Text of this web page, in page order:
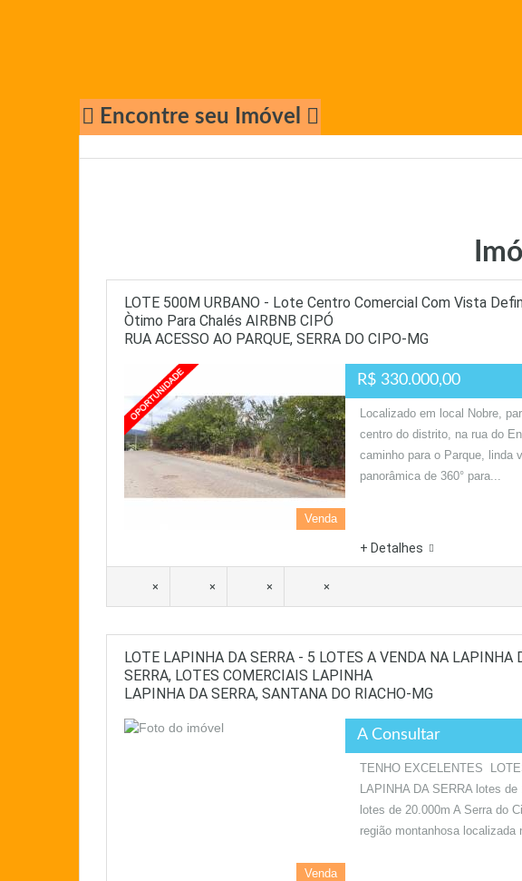
Encontre seu Imóvel
LOTE 500M URBANO - Lote Centro Comercial Com Vista
Òtimo Para Chalés AIRBNB CIPÓ
RUA ACESSO AO PARQUE, SERRA DO CIPO-MG
Venda
R$ 330.000,00
Localizado em local Nobre,
centro do distrito, na rua do
caminho para o Parque, linda
panorâmica de 360° para...
+ Detalhes
× × × ×
LOTE LAPINHA DA SERRA - 5 LOTES A VENDA NA LAPINHA
SERRA, LOTES COMERCIAIS LAPINHA
LAPINHA DA SERRA, SANTANA DO RIACHO-MG
Venda
A Consultar
TENHO EXCELENTES
LAPINHA DA SERRA lotes
lotes de 20.000m A Serra do
região montanhosa localizada